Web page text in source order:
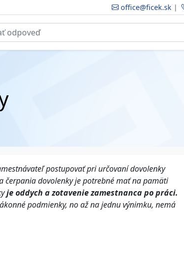
office@ficek.sk |
postupovať pri určovaní dovolenky
čerpania dovolenky je potrebné mať na pamäti
je oddych a zotavenie zamestnanca po práci.
podmienky, no až na jednu výnimku, nemá